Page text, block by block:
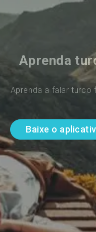
Aprenda
Aprenda a falar
Baixe o